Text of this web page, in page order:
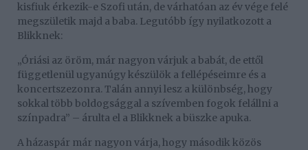
kisfiuk érkezik-e Szofi után, de várhatóan az év vége felé
megszületik majd a baba. Legutóbb így nyilatkozott a
Blikknek:
„Óriási az öröm, már nagyon várjuk a babát, de ettől
függetlenül ugyanúgy készülök a fellépéseimre és a
koncertszezonra. Talán annyi lesz a különbség, hogy
sokkal több boldogsággal a szívemben fogok felállni a
színpadra” – árulta el a Blikknek a büszke apuka.
A házaspár már nagyon várja, hogy második közös